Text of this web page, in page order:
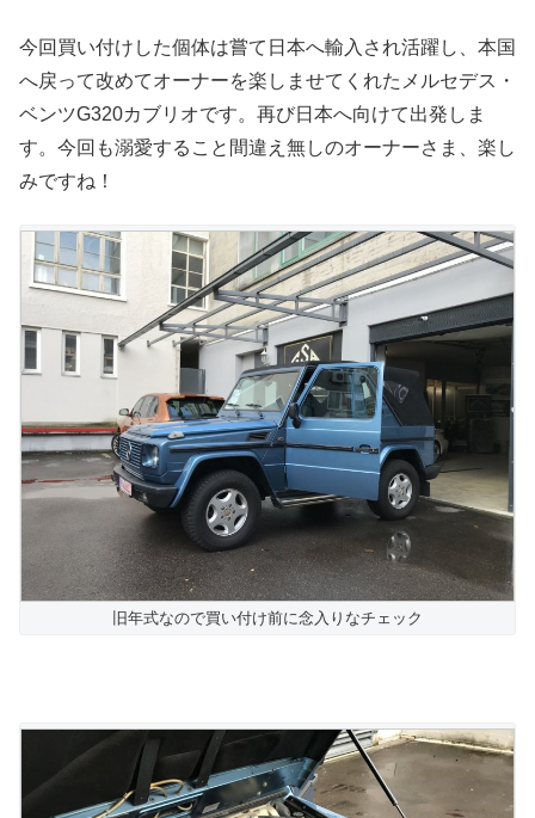
今回買い付けした個体は嘗て日本へ輸入され活躍し、本国
へ戻って改めてオーナーを楽しませてくれたメルセデス・
ベンツG320カブリオです。再び日本へ向けて出発しま
す。今回も溺愛すること間違え無しのオーナーさま、楽し
みですね！
旧年式なので買い付け前に念入りなチェック